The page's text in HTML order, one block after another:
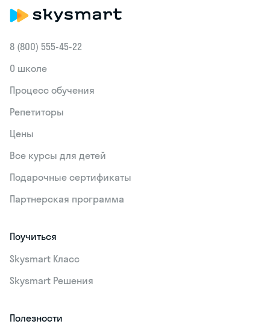
8 (800) 555‑45-22
О школе
Процесс обучения
Репетиторы
Цены
Все курсы для детей
Подарочные сертификаты
Партнерская программа
Поучиться
Skysmart Класс
Skysmart Решения
Полезности